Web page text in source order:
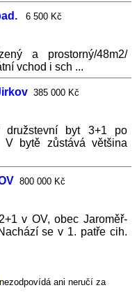
6 500 Kč
a prostorný/48m2/
vchod i sch ...
385 000 Kč
družstevní byt 3+1 po
V bytě zůstává většina
800 000 Kč
v OV, obec Jaroměř-
se v 1. patře cih.
nezodpovídá ani neručí za